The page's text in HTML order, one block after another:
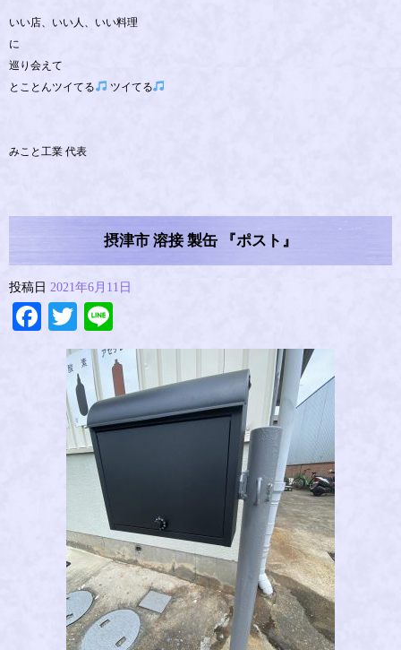
いい店、いい人、いい料理
に
巡り会えて
とことんツイてる
ツイてる
みこと工業 代表
摂津市 溶接 製缶 『ポスト』
投稿日 2021年6月11日
Facebook
Twitter